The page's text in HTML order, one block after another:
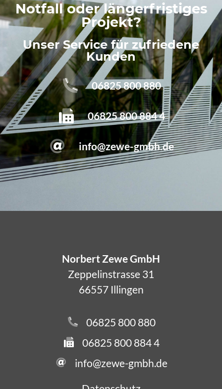
Notfall oder längerfristiges
Projekt?
Unser Service für zufriedene
Kunden
06825 800 880
06825 800 884 4
info@zewe-gmbh.de
Norbert Zewe GmbH
Zeppelinstrasse 31
66557 Illingen
06825 800 880
06825 800 884 4
info@zewe-gmbh.de